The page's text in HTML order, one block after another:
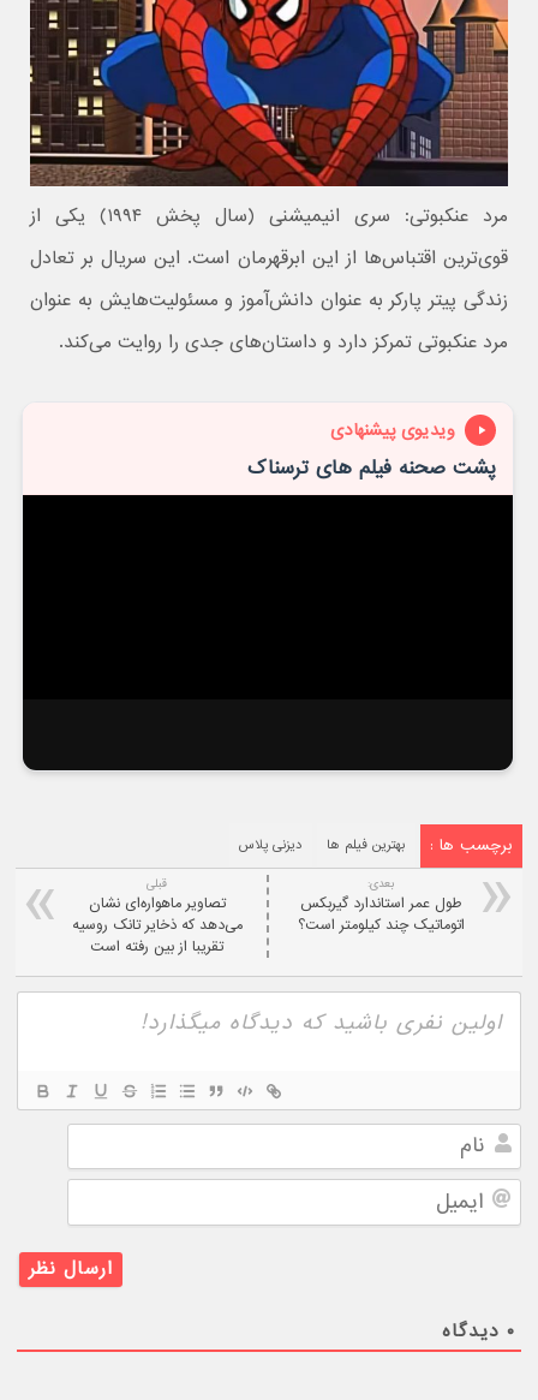
مرد عنکبوتی: سری انیمیشنی (سال پخش ۱۹۹۴) یکی از
قوی‌ترین اقتباس‌ها از این ابرقهرمان است. این سریال بر تعادل
زندگی پیتر پارکر به عنوان دانش‌آموز و مسئولیت‌هایش به عنوان
مرد عنکبوتی تمرکز دارد و داستان‌های جدی را روایت می‌کند.
ویدیوی پیشنهادی
پشت صحنه فیلم های ترسناک
برچسب ها : بهترین فیلم ها دیزنی پلاس
قبلی
تصاویر ماهواره‌ای نشان
می‌دهد که ذخایر تانک روسیه
تقریبا از بین رفته است
بعدی:
طول عمر استاندارد گیربکس
اتوماتیک چند کیلومتر است؟
نام
۰ دیدگاه